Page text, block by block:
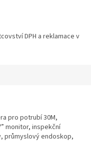
DPH a reklamace v
pro potrubí 30M,
monitor, inspekční
průmyslový endoskop,